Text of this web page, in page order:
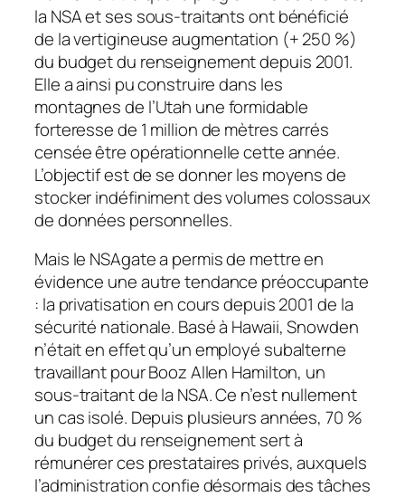
la NSA et ses sous-traitants ont bénéficié
de la vertigineuse augmentation (+ 250 %)
du budget du renseignement depuis 2001.
Elle a ainsi pu construire dans les
montagnes de l’Utah une formidable
forteresse de 1 million de mètres carrés
censée être opérationnelle cette année.
L’objectif est de se donner les moyens de
stocker indéfiniment des volumes colossaux
de données personnelles.
Mais le NSAgate a permis de mettre en
évidence une autre tendance préoccupante
: la privatisation en cours depuis 2001 de la
sécurité nationale. Basé à Hawaii, Snowden
n’était en effet qu’un employé subalterne
travaillant pour Booz Allen Hamilton, un
sous-traitant de la NSA. Ce n’est nullement
un cas isolé. Depuis plusieurs années, 70 %
du budget du renseignement sert à
rémunérer ces prestataires privés, auxquels
l’administration confie désormais des tâches